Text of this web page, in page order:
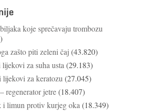
koje sprečavaju trombozu
zašto piti zeleni čaj (43.820)
za suha usta (29.183)
za keratozu (27.045)
regenerator jetre(18.407)
i limun protiv kurjeg oka (18.349)